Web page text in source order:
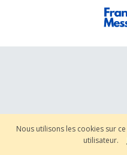
Nous utilisons les cookies sur
utilisateur.